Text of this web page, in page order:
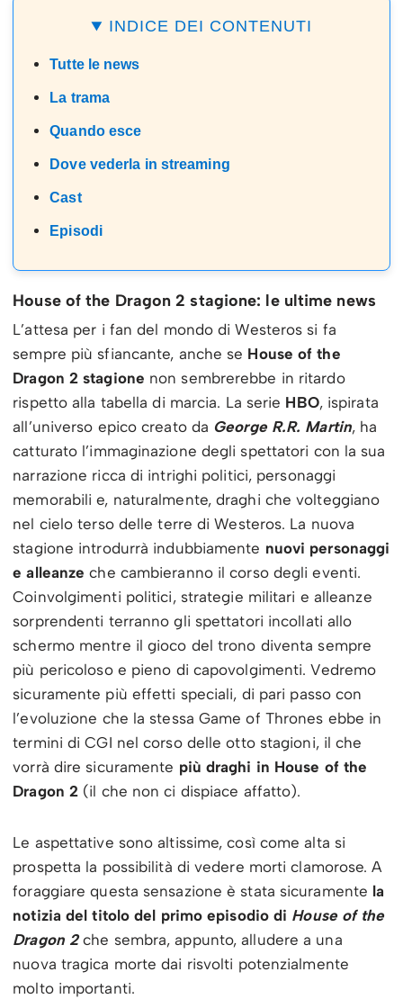
INDICE DEI CONTENUTI
Tutte le news
La trama
Quando esce
Dove vederla in streaming
Cast
Episodi
House of the Dragon 2 stagione: le ultime news
L’attesa per i fan del mondo di Westeros si fa
sempre più sfiancante, anche se House of the
Dragon 2 stagione non sembrerebbe in ritardo
rispetto alla tabella di marcia. La serie HBO, ispirata
all’universo epico creato da George R.R. Martin, ha
catturato l’immaginazione degli spettatori con la sua
narrazione ricca di intrighi politici, personaggi
memorabili e, naturalmente, draghi che volteggiano
nel cielo terso delle terre di Westeros. La nuova
stagione introdurrà indubbiamente nuovi personaggi
e alleanze che cambieranno il corso degli eventi.
Coinvolgimenti politici, strategie militari e alleanze
sorprendenti terranno gli spettatori incollati allo
schermo mentre il gioco del trono diventa sempre
più pericoloso e pieno di capovolgimenti. Vedremo
sicuramente più effetti speciali, di pari passo con
l’evoluzione che la stessa Game of Thrones ebbe in
termini di CGI nel corso delle otto stagioni, il che
vorrà dire sicuramente più draghi in House of the
Dragon 2 (il che non ci dispiace affatto).
Le aspettative sono altissime, così come alta si
prospetta la possibilità di vedere morti clamorose. A
foraggiare questa sensazione è stata sicuramente la
notizia del titolo del primo episodio di House of the
Dragon 2 che sembra, appunto, alludere a una
nuova tragica morte dai risvolti potenzialmente
molto importanti.